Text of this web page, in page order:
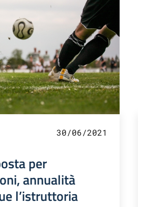
30/06/2021
per
annualità
l’istruttoria